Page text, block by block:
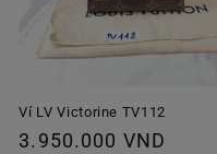
Ví LV Victorine TV112
Giá
3.950.000 VND